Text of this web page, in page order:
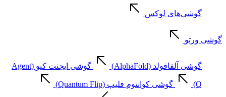
گوشی‌های لوکس
گوشی ورتو
گوشی آلفافولد (AlphaFold) گوشی ایجنت کیو (Agent
Q) گوشی کوانتوم فلیپ (Quantum Flip)